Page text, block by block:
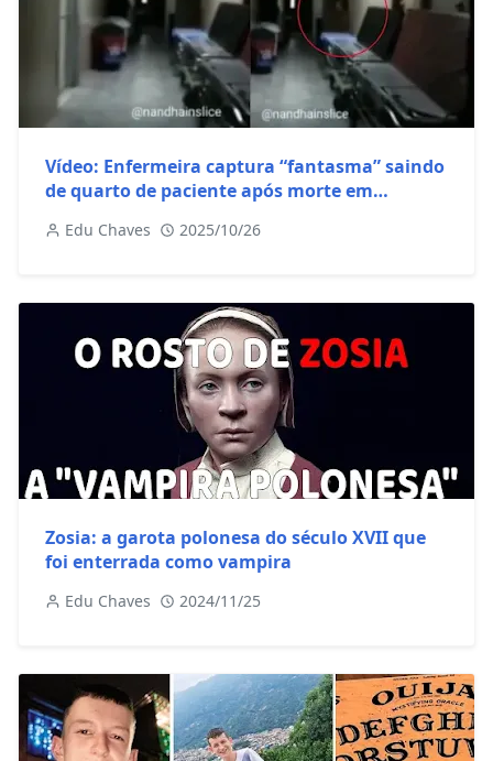
Vídeo: Enfermeira captura “fantasma” saindo
de quarto de paciente após morte em
Edu Chaves 2025/10/26
Zosia: a garota polonesa do século XVII que
foi enterrada como vampira
Edu Chaves 2024/11/25